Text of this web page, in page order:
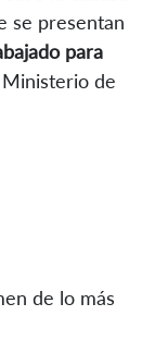
se presentan
para
de
de lo más